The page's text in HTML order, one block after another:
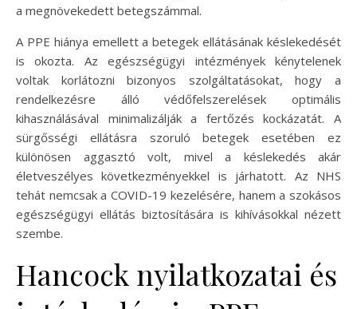
a megnövekedett betegszámmal.
A PPE hiánya emellett a betegek ellátásának késlekedését
is okozta. Az egészségügyi intézmények kénytelenek
voltak korlátozni bizonyos szolgáltatásokat, hogy a
rendelkezésre álló védőfelszerelések optimális
kihasználásával minimalizálják a fertőzés kockázatát. A
sürgősségi ellátásra szoruló betegek esetében ez
különösen aggasztó volt, mivel a késlekedés akár
életveszélyes következményekkel is járhatott. Az NHS
tehát nemcsak a COVID-19 kezelésére, hanem a szokásos
egészségügyi ellátás biztosítására is kihívásokkal nézett
szembe.
Hancock nyilatkozatai és